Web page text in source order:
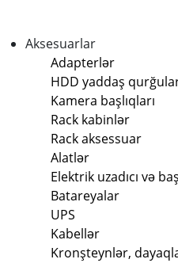
Aksesuarlar
Adapterlər
HDD yaddaş
Kamera başlıqları
Rack kabinlər
Rack aksessuar
Alatlər
Elektrik uzadıcı və
Batareyalar
UPS
Kabellər
Kronşteynlər,